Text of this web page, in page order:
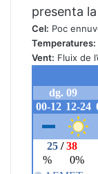
presenta
Cel: Poc
Temperatures:
Vent: Fluix de